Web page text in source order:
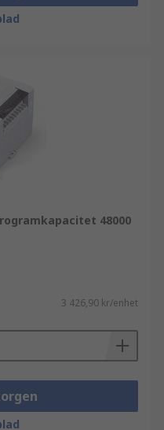
48000
3 426,90 kr/enhet